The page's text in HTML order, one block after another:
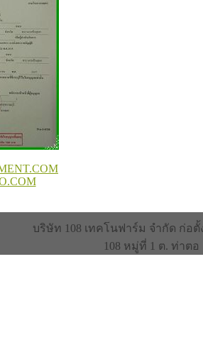
บริษัท 108 เทคโนฟาร์ม จำกัด ก่อ
108 หมู่ที่ 1 ต. ท่าต